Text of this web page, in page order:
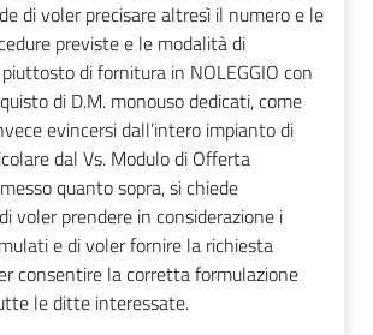
di voler precisare altresì il numero e le
previste e le modalità di
di fornitura in NOLEGGIO con
di D.M. monouso dedicati, come
evincersi dall’intero impianto di
dal Vs. Modulo di Offerta
quanto sopra, si chiede
voler prendere in considerazione i
e di voler fornire la richiesta
consentire la corretta formulazione
le ditte interessate.